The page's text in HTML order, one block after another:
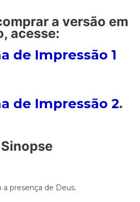
a versão em
acesse:
de Impressão 1
de Impressão 2.
Sinopse
presença de Deus.